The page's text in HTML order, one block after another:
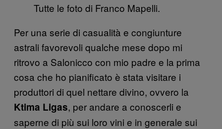
Tutte le foto di Franco Mapelli.
Per una serie di casualità e congiunture
astrali favorevoli qualche mese dopo mi
ritrovo a Salonicco con mio padre e la prima
cosa che ho pianificato è stata visitare i
produttori di quel nettare divino, ovvero la
Ktima Ligas, per andare a conoscerli e
saperne di più sui loro vini e in generale sui